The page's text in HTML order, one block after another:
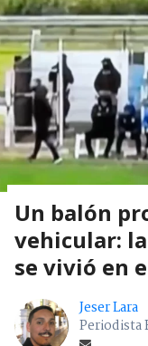
Un balón
vehicular:
se vivió en
Jeser Lara
Periodista